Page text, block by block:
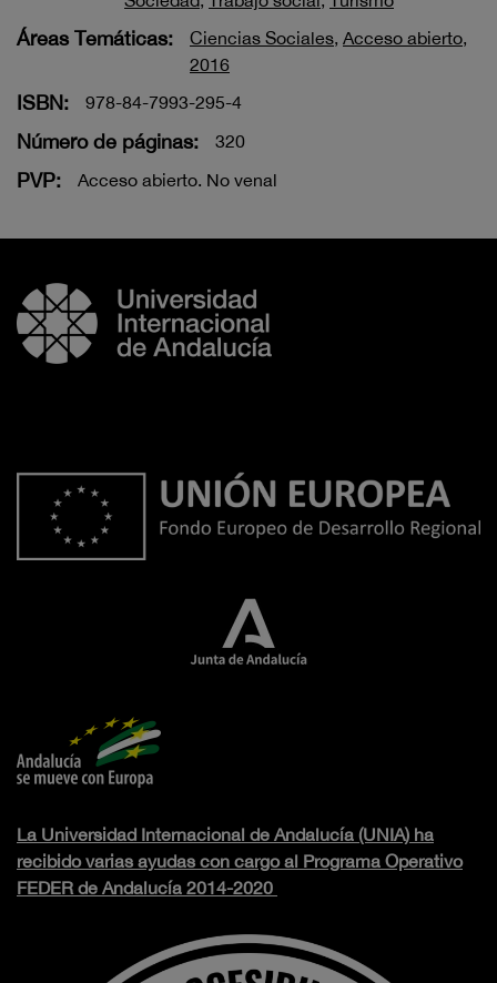
Áreas Temáticas: Ciencias Sociales, Acceso abierto,
2016
ISBN: 978-84-7993-295-4
Número de páginas: 320
PVP: Acceso abierto. No venal
La Universidad Internacional de Andalucía (UNIA) ha
recibido varias ayudas con cargo al Programa Operativo
FEDER de Andalucía 2014-2020